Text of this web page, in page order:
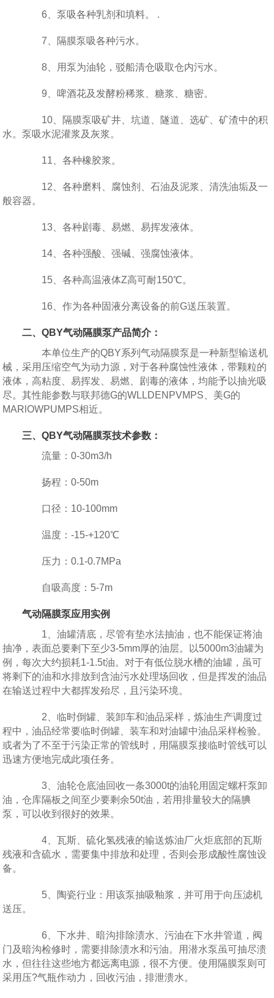
6、泵吸各种乳剂和填料。 .
7、隔膜泵吸各种污水。
8、用泵为油轮，驳船清仓吸取仓内污水。
9、啤酒花及发酵粉稀浆、糖浆、糖密。
10、隔膜泵吸矿井、坑道、隧道、选矿、矿渣中的积
水。泵吸水泥灌浆及灰浆。
11、各种橡胶浆。
12、各种磨料、腐蚀剂、石油及泥浆、清洗油垢及一
般容器。
13、各种剧毒、易燃、易挥发液体。
14、各种强酸、强碱、强腐蚀液体。
15、各种高温液体Z高可耐150℃。
16、作为各种固液分离设备的前G送压装置。
二、QBY气动隔膜泵产品简介：
本单位生产的QBY系列气动隔膜泵是一种新型输送机
械，采用压缩空气为动力源，对于各种腐蚀性液体，带颗粒的
液体，高粘度、易挥发、易燃、剧毒的液体，均能予以抽光吸
尽。其性能参数与联邦德G的WLLDENPVMPS、美G的
MARlOWPUMPS相近。
三、QBY气动隔膜泵技术参数：
流量：0-30m3/h
扬程：0-50m
口径：10-100mm
温度：-15-+120℃
压力：0.1-0.7MPa
自吸高度：5-7m
气动隔膜泵应用实例
1、油罐清底，尽管有垫水法抽油，也不能保证将油
抽净，表面总要剩下至少3-5mm厚的油层。以5000m3油罐为
例，每次大约损耗1-1.5t油。对于有低位脱水槽的油罐，虽可
将剩下的油和水排放到含油污水处理场回收，但是挥发的油品
在输送过程中大都挥发殆尽，且污染环境。
2、临时倒罐、装卸车和油品采样，炼油生产调度过
程中，油品经常要临时倒罐、装车和对油罐中油品采样检验。
或者为了不至于污染正常的管线时，用隔膜泵接临时管线可以
迅速方便地完成此项任务。
3、油轮仓底油回收一条3000t的油轮用固定螺杆泵卸
油，仓库隔板之间至少要剩余50t油，若用排量较大的隔腆
泵，可以收到很好的效果。
4、瓦斯、硫化氢残液的输送炼油厂火炬底部的瓦斯
残液和含硫水，需要集中排放和处理，否则会形成酸性腐蚀设
备。
5、陶瓷行业：用该泵抽吸釉浆，并可用于向压滤机
送压。
6、下水井、暗沟排除渍水、污油在下水井管道，阀
门及暗沟检修时，需要排除渍水和污油。用潜水泵虽可抽尽溃
水，但往往这些地方都远离电源，很不方便。使用隔膜泵则可
采用压?气瓶作动力，回收污油，排泄溃水。